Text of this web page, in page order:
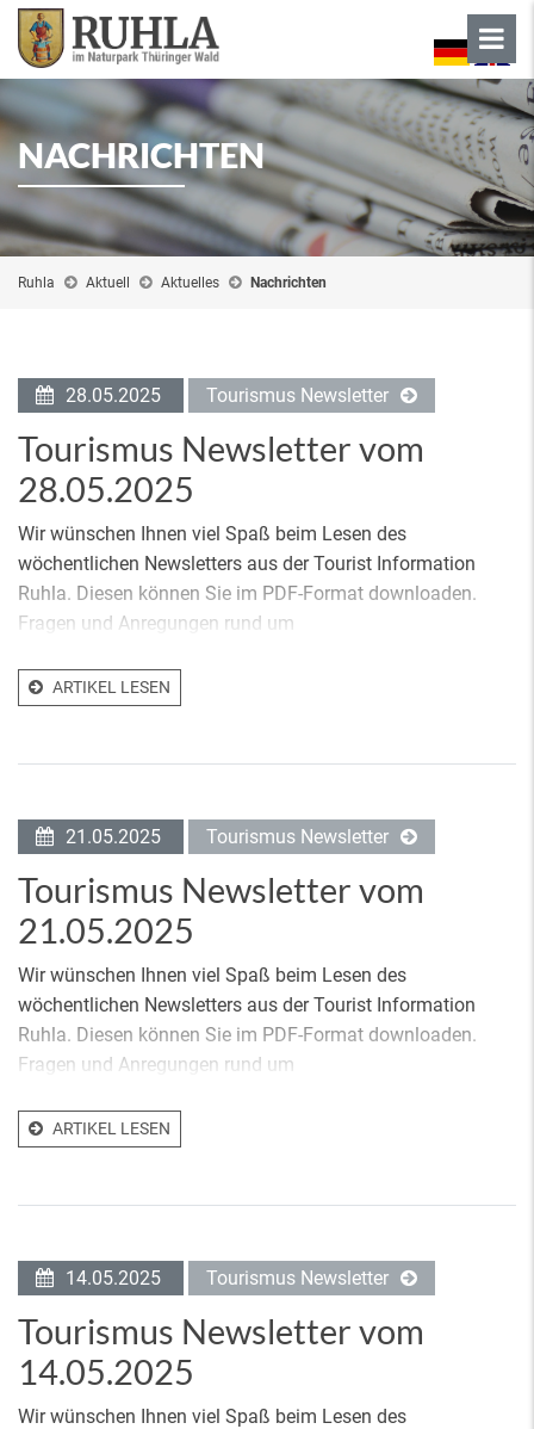
NACHRICHTEN
Ruhla Aktuell Aktuelles Nachrichten
28.05.2025 Tourismus Newsletter
Tourismus Newsletter vom
28.05.2025
Wir wünschen Ihnen viel Spaß beim Lesen des
wöchentlichen Newsletters aus der Tourist Information
Ruhla. Diesen können Sie im PDF-Format downloaden.
Fragen und Anregungen rund um
ARTIKEL LESEN
21.05.2025 Tourismus Newsletter
Tourismus Newsletter vom
21.05.2025
Wir wünschen Ihnen viel Spaß beim Lesen des
wöchentlichen Newsletters aus der Tourist Information
Ruhla. Diesen können Sie im PDF-Format downloaden.
Fragen und Anregungen rund um
ARTIKEL LESEN
14.05.2025 Tourismus Newsletter
Tourismus Newsletter vom
14.05.2025
Wir wünschen Ihnen viel Spaß beim Lesen des